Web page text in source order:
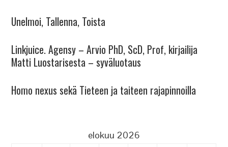
Unelmoi, Tallenna, Toista
Linkjuice. Agensy – Arvio PhD, ScD, Prof, kirjailija
Matti Luostarisesta – syväluotaus
Homo nexus sekä Tieteen ja taiteen rajapinnoilla
elokuu 2026